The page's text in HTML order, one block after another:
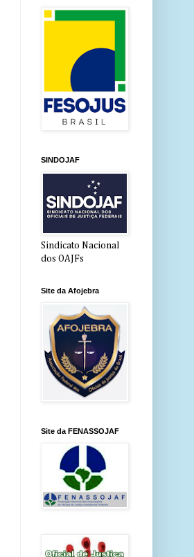
SINDOJAF
Sindicato Nacional
dos OAJFs
Site da Afojebra
Site da FENASSOJAF